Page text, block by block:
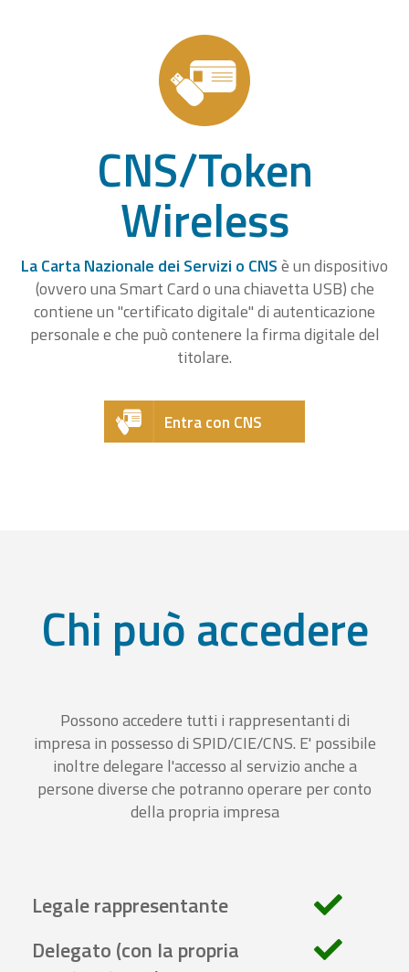
CNS/Token
Wireless
La Carta Nazionale dei Servizi o CNSè un dispositivo
(ovvero una Smart Card o una chiavetta USB) che
contiene un "certificato digitale" di autenticazione
personale e che può contenere la firma digitale del
titolare.
Entra con CNS
Chi può accedere
Possono accedere tutti i rappresentanti di
impresa in possesso di SPID/CIE/CNS. E' possibile
inoltre delegare l'accesso al servizio anche a
persone diverse che potranno operare per conto
della propria impresa
Legale rappresentante
Delegato (con la propria